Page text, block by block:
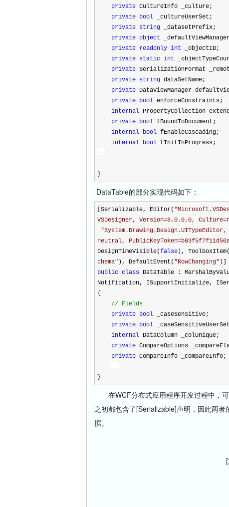
private CultureInfo _culture;
private bool _cultureUserSet;
private string _datasetPrefix;
private object
private readonly int _objectID;
private static int
private SerializationFormat
private string dataSetName;
private DataViewManager
private bool enforceConstraints;
internal PropertyCollection
private bool fBoundToDocument;
internal bool fEnableCascading;
internal bool fInitInProgress;
}
DataTable的部分实现代码如下：
[Serializable, Editor( "
VSDesigner, Version=8.0.0.0,
"
neutral,
DesignTimeVisible(false ), ToolboxItem(
chema" ), DefaultEvent( "RowChanging" )]
public class DataTable :
Notification, ISupportInitialize,
{
// Fields
private bool _caseSensitive;
private bool
internal DataColumn _colUnique;
private CompareOptions
private CompareInfo _compareInfo;
}
在WCF分布式应用程序开发过程中，可
之初都包含了[Serializable]声明，因此两
据。